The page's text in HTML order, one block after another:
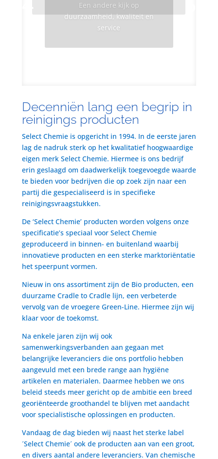
Een andere kijk op
duurzaamheid, kwaliteit en
service
Decenniën lang een begrip in
reinigings producten
Select Chemie is opgericht in 1994. In de eerste jaren
lag de nadruk sterk op het kwalitatief hoogwaardige
eigen merk Select Chemie. Hiermee is ons bedrijf
erin geslaagd om daadwerkelijk toegevoegde waarde
te bieden voor bedrijven die op zoek zijn naar een
partij die gespecialiseerd is in specifieke
reinigingsvraagstukken.
De ‘Select Chemie’ producten worden volgens onze
specificatie’s speciaal voor Select Chemie
geproduceerd in binnen- en buitenland waarbij
innovatieve producten en een sterke marktoriëntatie
het speerpunt vormen.
Nieuw in ons assortiment zijn de Bio producten, een
duurzame Cradle to Cradle lijn, een verbeterde
vervolg van de vroegere Green-Line. Hiermee zijn wij
klaar voor de toekomst.
Na enkele jaren zijn wij ook
samenwerkingsverbanden aan gegaan met
belangrijke leveranciers die ons portfolio hebben
aangevuld met een brede range aan hygiëne
artikelen en materialen. Daarmee hebben we ons
beleid steeds meer gericht op de ambitie een breed
georiënteerde groothandel te blijven met aandacht
voor specialistische oplossingen en producten.
Vandaag de dag bieden wij naast het sterke label
´Select Chemie´ ook de producten aan van een groot,
en divers aantal andere leveranciers. Van chemische